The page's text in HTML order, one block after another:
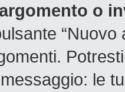
o
le